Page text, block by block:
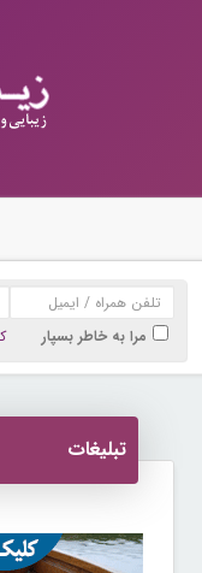
مرا به خاطر بسپار
تبلیغات